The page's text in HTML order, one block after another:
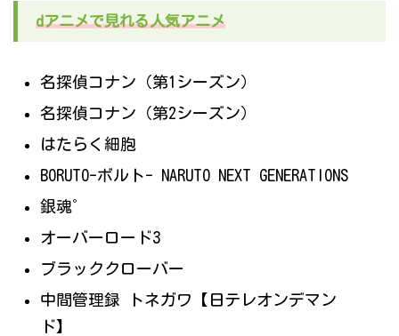
dアニメで見れる人気アニメ
名探偵コナン（第1シーズン）
名探偵コナン（第2シーズン）
はたらく細胞
BORUTO-ボルト- NARUTO NEXT GENERATIONS
銀魂゜
オーバーロード3
ブラッククローバー
中間管理録 トネガワ【日テレオンデマン
ド】